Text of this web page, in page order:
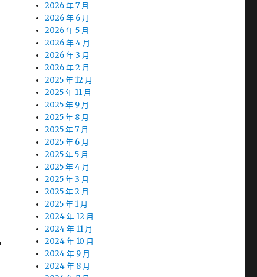
2026 年 7 月
2026 年 6 月
2026 年 5 月
2026 年 4 月
2026 年 3 月
2026 年 2 月
2025 年 12 月
2025 年 11 月
2025 年 9 月
2025 年 8 月
2025 年 7 月
2025 年 6 月
2025 年 5 月
2025 年 4 月
2025 年 3 月
2025 年 2 月
2025 年 1 月
2024 年 12 月
2024 年 11 月
2024 年 10 月
2024 年 9 月
2024 年 8 月